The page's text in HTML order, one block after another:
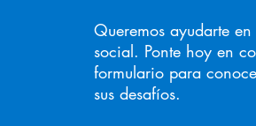
Queremos ayudarte
social. Ponte hoy en
formulario para
sus desafíos.